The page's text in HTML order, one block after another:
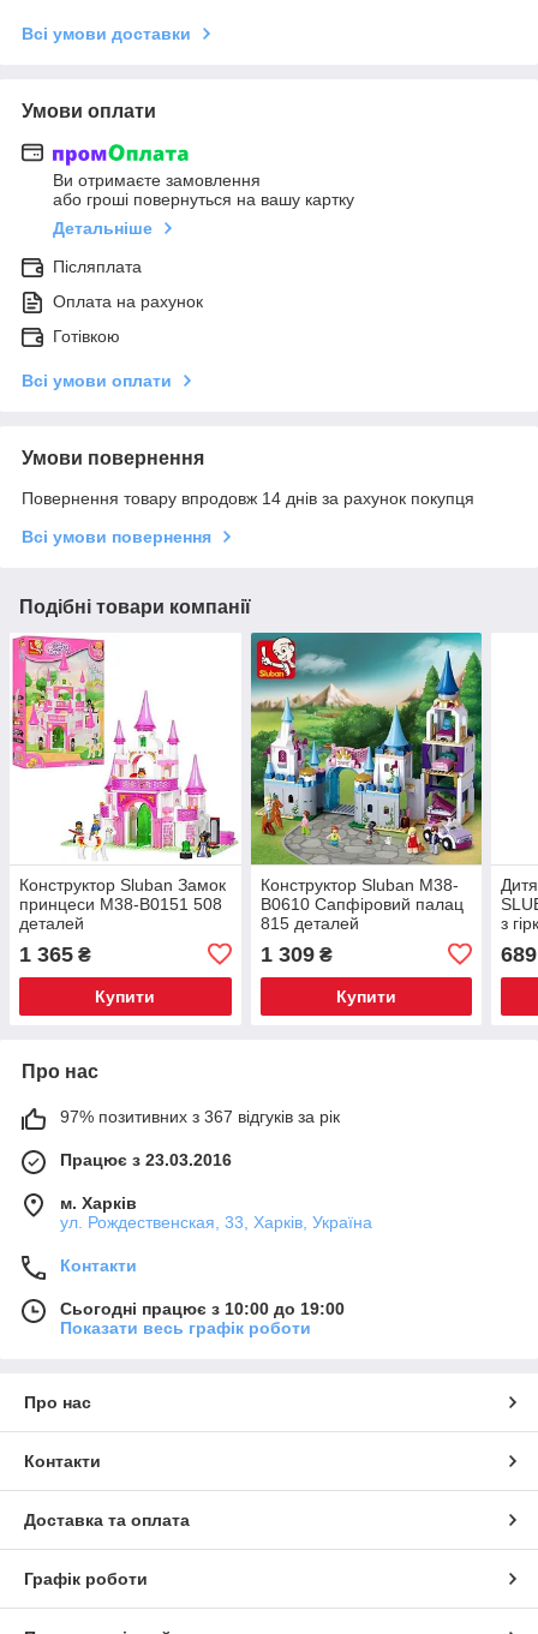
Всі умови доставки
Умови оплати
Ви отримаєте замовлення
або гроші повернуться на вашу картку
Детальніше
Післяплата
Оплата на рахунок
Готівкою
Всі умови оплати
Умови повернення
Повернення товару впродовж 14 днів за рахунок покупця
Всі умови повернення
Подібні товари компанії
Конструктор Sluban Замок
принцеси M38-B0151 508
деталей
1 365 ₴
Купити
Конструктор Sluban M38-
B0610 Сапфіровий палац
815 деталей
1 309₴
Купити
з
689
Про нас
97% позитивних з 367 відгуків за рік
Працює з 23.03.2016
м. Харків
ул. Рождественская, 33, Харків, Україна
Контакти
Сьогодні працює з 10:00 до 19:00
Показати весь графік роботи
Про нас
Контакти
Доставка та оплата
Графік роботи